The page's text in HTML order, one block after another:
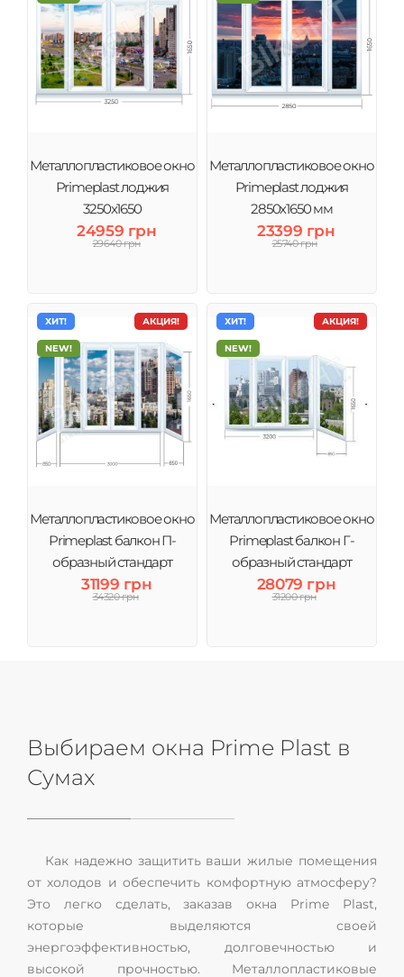
Металлопластиковое окно
Primeplast лоджия
3250х1650
24959 грн
29640 грн
Металлопластиковое окно
Primeplast лоджия
2850х1650 мм
23399 грн
25740 грн
АКЦИЯ!
ХИТ!
NEW!
Металлопластиковое окно
Primeplast балкон П-
образный стандарт
31199 грн
34320 грн
АКЦИЯ!
ХИТ!
NEW!
Металлопластиковое окно
Primeplast балкон Г-
образный стандарт
большой
28079 грн
31200 грн
Выбираем окна Prime Plast в
Сумах
Как надежно защитить ваши жилые помещения
от холодов и обеспечить комфортную атмосферу?
Это легко сделать, заказав окна Prime Plast,
которые выделяются своей
энергоэффективностью, долговечностью и
высокой прочностью. Металлопластиковые